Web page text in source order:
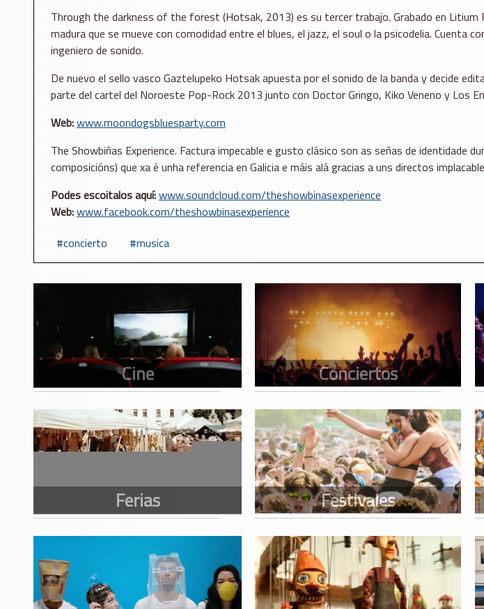
Through the darkness of the forest (Hotsak, 2013) es su tercer trabajo. Grabado en Litium
madura que se mueve con comodidad entre el blues, el jazz, el soul o la psicodelia. Cuenta
ingeniero de sonido.
De nuevo el sello vasco Gaztelupeko Hotsak apuesta por el sonido de la banda y decide
parte del cartel del Noroeste Pop-Rock 2013 junto con Doctor Gringo, Kiko Veneno y Los
Web:www.moondogsbluesparty.com
The Showbiñas Experience. Factura impecable e gusto clásico son as señas de identidade
composicións) que xa é unha referencia en Galicia e máis alá gracias a uns directos
Podes escoitalos aquí:www.soundcloud.com/theshowbinasexperience
Web:www.facebook.com/theshowbinasexperience
concierto
musica